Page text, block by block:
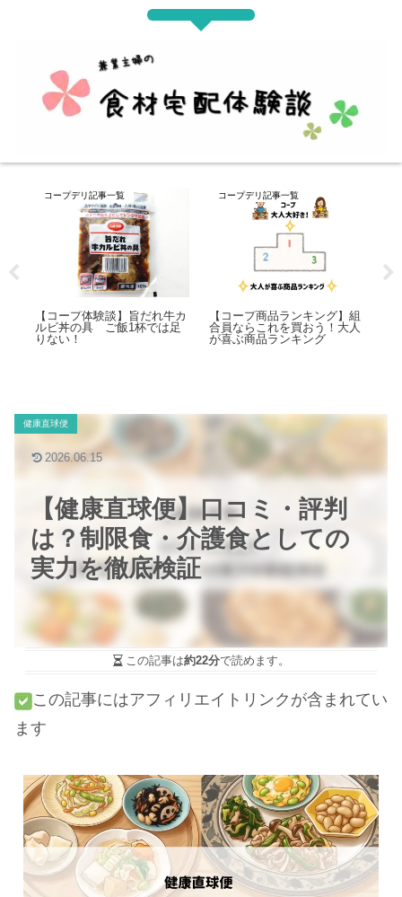
プデリ記事一覧
ープ体験談】旨だれ牛カ
丼の具 ご飯1杯では足
コープデリ記事一覧
【コープ商品ランキング】組
合員ならこれを買おう！大人
が喜ぶ商品ランキング
【コープデ
ミ】利用歴
【健康直球便】口コミ・評判
は？制限食・介護食としての
実力を徹底検証
健康直球便
2026.06.15
この記事は約22分で読めます。
この記事にはアフィリエイトリンクが含まれてい
ます